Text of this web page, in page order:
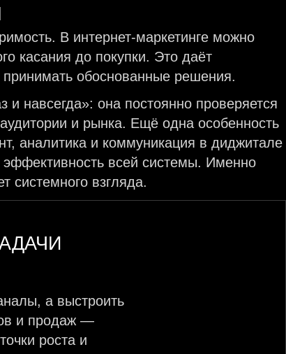
В интернет-маркетинге можно
касания до покупки. Это даёт
обоснованные решения.
и навсегда»: она постоянно проверяется
и рынка. Ещё одна особенность
аналитика и коммуникация в диджитале
всей системы. Именно
системного взгляда.
а выстроить
и продаж —
роста и